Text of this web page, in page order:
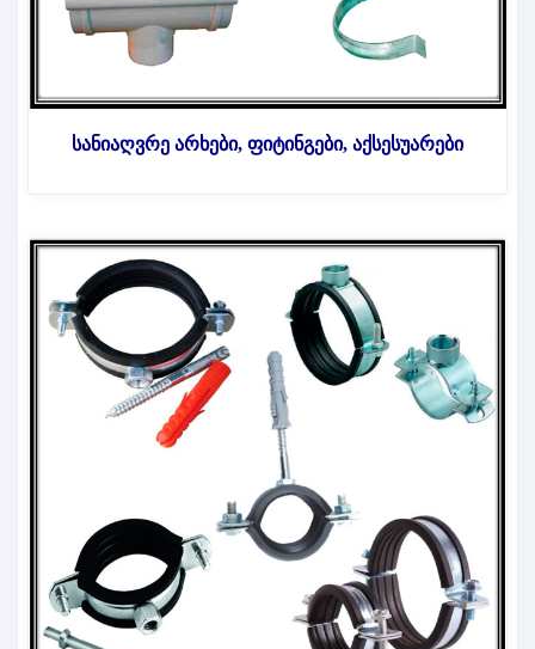
სანიაღვრე არხები, ფიტინგები, აქსესუარები